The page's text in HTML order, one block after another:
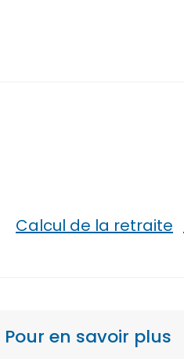
Calcul de la retraite
Pour en savoir plus